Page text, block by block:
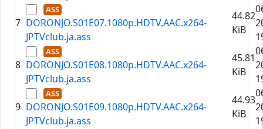
7 DORONJO.S01E07.1080p.HDTV.AAC.x264-
JPTVclub.ja.ass
44.82
KiB
8 DORONJO.S01E08.1080p.HDTV.AAC.x264-
JPTVclub.ja.ass
45.81
KiB
9 DORONJO.S01E09.1080p.HDTV.AAC.x264-
JPTVclub.ja.ass
44.93
KiB